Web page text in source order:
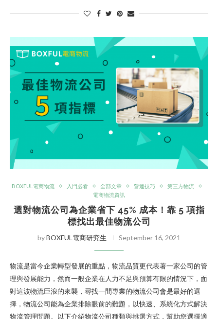
BOXFUL電商物流 入門必看 全部文章 營運技巧
第三方物流
電商物流資訊
選對物流公司為企業省下 45% 成本！靠 5 項指
標找出最佳物流公司
byBOXFUL電商研究生 September 16, 2021
物流是當今企業轉型發展的重點，物流品質更代表著一家公司的管
理與發展能力，然而一般企業在人力不足與預算有限的情況下，面
對這波物流巨浪的來襲，尋找一間專業的物流公司會是最好的選
擇，物流公司能為企業排除眼前的難題，以快速、系統化方式解決
物流管理問題。以下介紹物流公司種類與挑選方式，幫助您選擇適